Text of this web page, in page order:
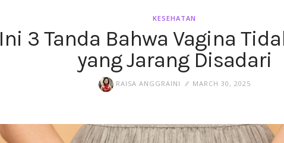
KESEHATAN
Ini 3 Tanda Bahwa Vagina
yang Jarang Disadari
RAISA ANGGRAINI MARCH 30, 2025